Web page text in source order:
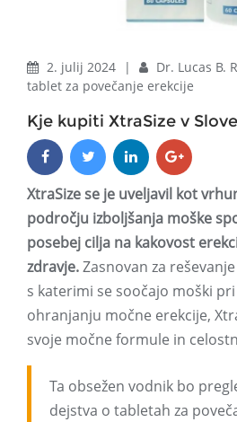
2. julij 2024 | Dr. Lucas B.
tablet za povečanje erekcije
Kje kupiti XtraSize v
XtraSize se je uveljavil kot
področju izboljšanja moške
posebej cilja na kakovost
zdravje.Zasnovan za
s katerimi se soočajo moški
ohranjanju močne erekcije,
svoje močne formule in
Ta obsežen vodnik bo
dejstva o tabletah za